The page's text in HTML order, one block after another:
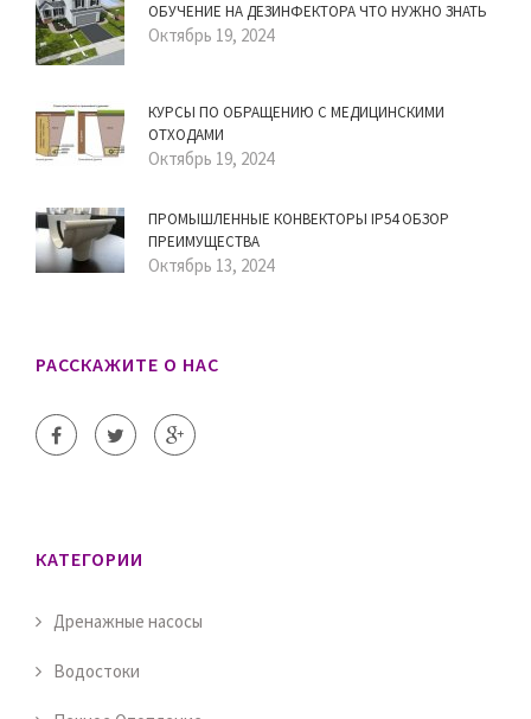
ОБУЧЕНИЕ НА ДЕЗИНФЕКТОРА ЧТО НУЖНО ЗНАТЬ
Октябрь 19, 2024
КУРСЫ ПО ОБРАЩЕНИЮ С МЕДИЦИНСКИМИ
ОТХОДАМИ
Октябрь 19, 2024
ПРОМЫШЛЕННЫЕ КОНВЕКТОРЫ IP54 ОБЗОР
ПРЕИМУЩЕСТВА
Октябрь 13, 2024
РАССКАЖИТЕ О НАС
КАТЕГОРИИ
Дренажные насосы
Водостоки